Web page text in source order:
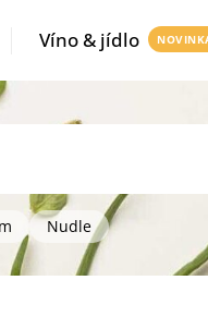
Víno & jídlo
Nudle